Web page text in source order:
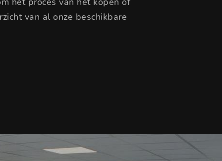
van al onze beschikbare